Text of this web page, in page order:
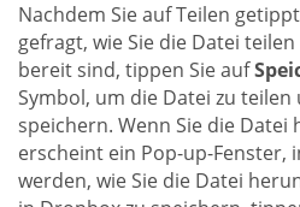
Nachdem Sie auf Teilen
gefragt, wie Sie die Datei
bereit sind, tippen Sie auf
Symbol, um die Datei zu
speichern. Wenn Sie die
erscheint ein Pop-up-Fenster,
werden, wie Sie die Datei